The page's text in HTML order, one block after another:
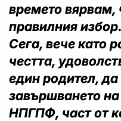
времето вярвам,
правилния избор.
Сега, вече като
честта,
един родител,
завършването
НПГПФ, част от